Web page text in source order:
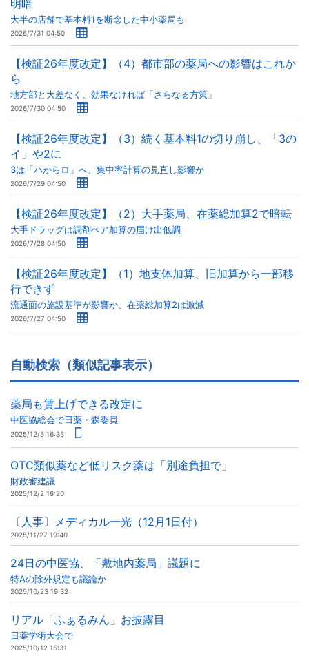
明暗
大半の店舗で基本料1を断念した中小薬局も
2026/7/31 04:50
【検証26年度改定】（4）都市部の薬局への影響はこれか
ら
地方部と大差なく、効果なければ「さらなる方策」
2026/7/30 04:50
【検証26年度改定】（3）続く基本料1の切り崩し、「3の
イ」や2に
3は「ハからロ」へ、集中率計算の見直し影響か
2026/7/29 04:50
【検証26年度改定】（2）大手薬局、在薬総加算2で暗転
大手ドラッグは調剤ベア加算の届け出低調
2026/7/28 04:50
【検証26年度改定】（1）地支体加算、旧加算から一部移
行できず
流通面の施設基準が影響か、在薬総加算2は激減
2026/7/27 04:50
自動検索（類似記事表示）
薬局も賃上げできる改定に
中医協総会で日薬・森委員
2025/12/5 16:35
OTC類似薬など低リスク薬は「別途負担で」
財政審建議
2025/12/2 16:20
〔人事〕メディカル一光（12月1日付）
2025/11/27 19:40
24日の中医協、「敷地内薬局」議題に
特Aの除外規定も議論か
2025/10/23 19:32
リアル「ふぁるみん」お披露目
日薬学術大会で
2025/10/12 15:31